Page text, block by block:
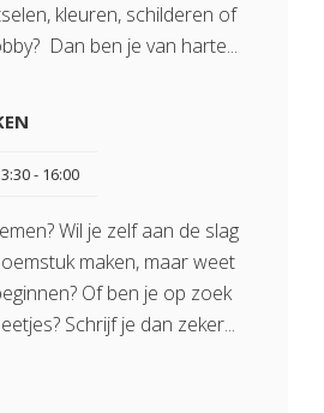
kleuren, schilderen of
Dan ben je van harte...
- 16:00
Wil je zelf aan de slag
maken, maar weet
Of ben je op zoek
Schrijf je dan zeker...